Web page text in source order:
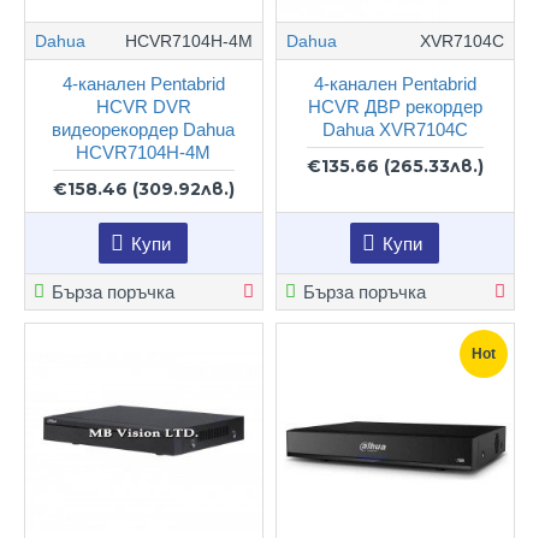
Dahua HCVR7104H-4M
4-канален Pentabrid
HCVR DVR
видеорекордер Dahua
HCVR7104H-4M
€158.46 (309.92лв.)
Купи
Бърза поръчка
Dahua XVR7104С
4-канален Pentabrid
HCVR ДВР рекордер
Dahua XVR7104С
€135.66 (265.33лв.)
Купи
Бърза поръчка
Hot